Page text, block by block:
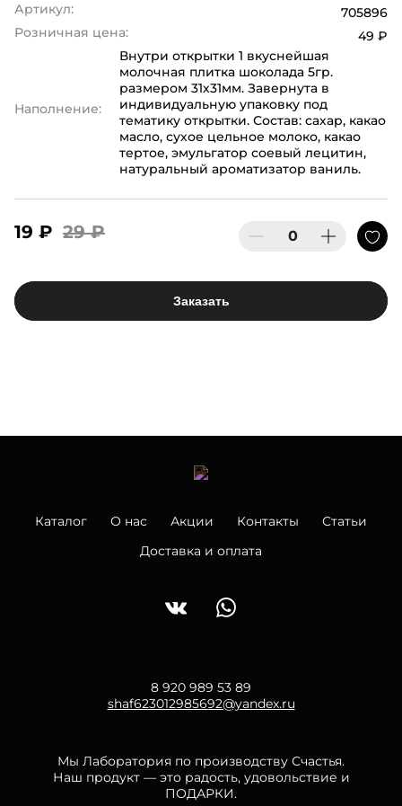
Артикул:
705896
Розничная цена:
49 ₽
Наполнение:
Внутри открытки 1 вкуснейшая
молочная плитка шоколада 5гр.
размером 31х31мм. Завернута в
индивидуальную упаковку под
тематику открытки. Состав: сахар, какао
масло, сухое цельное молоко, какао
тертое, эмульгатор соевый лецитин,
натуральный ароматизатор ваниль.
19 ₽ 29 ₽
Заказать
Каталог О нас Акции Контакты
Статьи
Доставка и оплата
8 920 989 53 89
shaf623012985692@yandex.ru
Мы Лаборатория по производству Счастья.
Наш продукт — это радость, удовольствие и
ПОДАРКИ.